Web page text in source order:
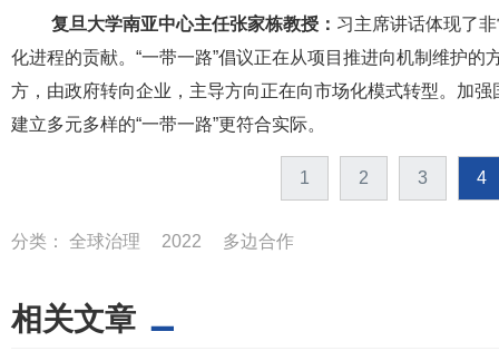
复旦大学南亚中心主任张家栋教授： 习主席讲话体现了
化进程的贡献。“一带一路”倡议正在从项目推进向机制维护的
方，由政府转向企业，主导方向正在向市场化模式转型。加
建立多元多样的“一带一路”更符合实际。
1 2 3 4
分类： 全球治理 2022 多边合作
相关文章